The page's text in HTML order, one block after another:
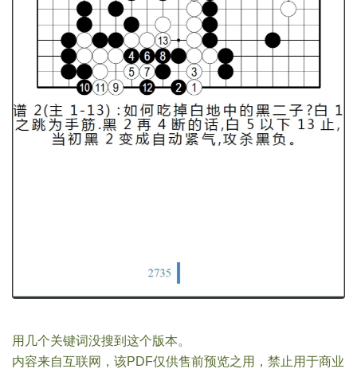
用几个关键词没搜到这个版本。
内容来自互联网，该PDF仅供售前预览之用，禁止用于商业